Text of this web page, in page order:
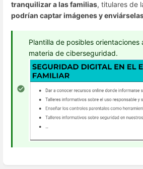
tranquilizar a las familias, titulares de
podrían captar imágenes y
Plantilla de posibles orientaciones
materia de ciberseguridad.